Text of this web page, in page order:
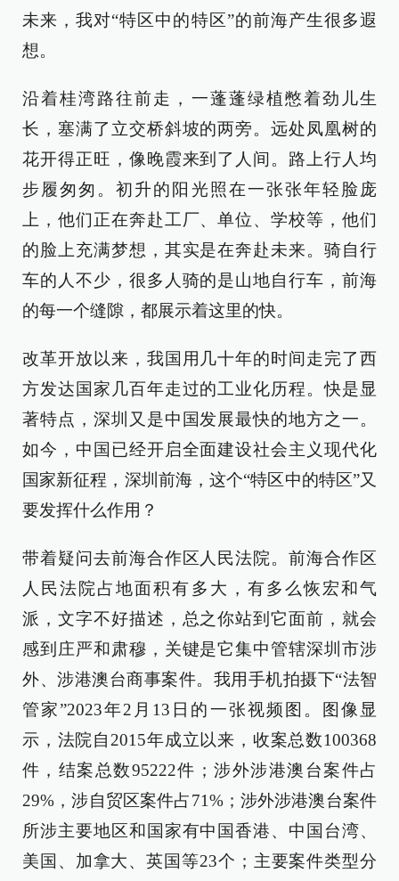
未来，我对“特区中的特区”的前海产生很多遐
想。
沿着桂湾路往前走，一蓬蓬绿植憋着劲儿生
长，塞满了立交桥斜坡的两旁。远处凤凰树的
花开得正旺，像晚霞来到了人间。路上行人均
步履匆匆。初升的阳光照在一张张年轻脸庞
上，他们正在奔赴工厂、单位、学校等，他们
的脸上充满梦想，其实是在奔赴未来。骑自行
车的人不少，很多人骑的是山地自行车，前海
的每一个缝隙，都展示着这里的快。
改革开放以来，我国用几十年的时间走完了西
方发达国家几百年走过的工业化历程。快是显
著特点，深圳又是中国发展最快的地方之一。
如今，中国已经开启全面建设社会主义现代化
国家新征程，深圳前海，这个“特区中的特区”又
要发挥什么作用？
带着疑问去前海合作区人民法院。前海合作区
人民法院占地面积有多大，有多么恢宏和气
派，文字不好描述，总之你站到它面前，就会
感到庄严和肃穆，关键是它集中管辖深圳市涉
外、涉港澳台商事案件。我用手机拍摄下“法智
管家”2023年2月13日的一张视频图。图像显
示，法院自2015年成立以来，收案总数100368
件，结案总数95222件；涉外涉港澳台案件占
29%，涉自贸区案件占71%；涉外涉港澳台案件
所涉主要地区和国家有中国香港、中国台湾、
美国、加拿大、英国等23个；主要案件类型分